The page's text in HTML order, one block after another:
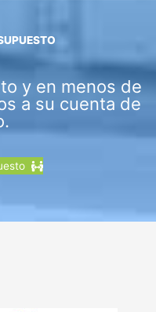
y en menos de
a su cuenta de